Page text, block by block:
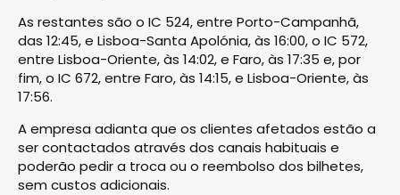
As restantes são o IC 524, entre Porto-Campanhã,
das 12:45, e Lisboa-Santa Apolónia, às 16:00, o IC 572,
entre Lisboa-Oriente, às 14:02, e Faro, às 17:35 e, por
fim, o IC 672, entre Faro, às 14:15, e Lisboa-Oriente, às
17:56.
A empresa adianta que os clientes afetados estão a
ser contactados através dos canais habituais e
poderão pedir a troca ou o reembolso dos bilhetes,
sem custos adicionais.